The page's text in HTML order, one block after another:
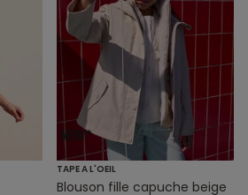
TAPE A L'OEIL
Blouson fille capuche beige